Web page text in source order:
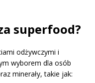
superfood?
odżywczymi i
wyborem dla osób
minerały, takie jak: